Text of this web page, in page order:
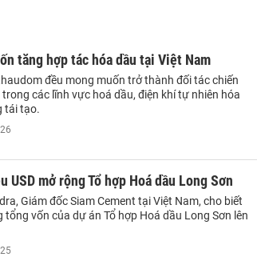
tăng hợp tác hóa dầu tại Việt Nam
đều mong muốn trở thành đối tác chiến
các lĩnh vực hoá dầu, điện khí tự nhiên hóa
tái tạo.
USD mở rộng Tổ hợp Hoá dầu Long Sơn
Giám đốc Siam Cement tại Việt Nam, cho biết
tổng vốn của dự án Tổ hợp Hoá dầu Long Sơn lên